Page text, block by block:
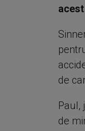
de
Paul,
de